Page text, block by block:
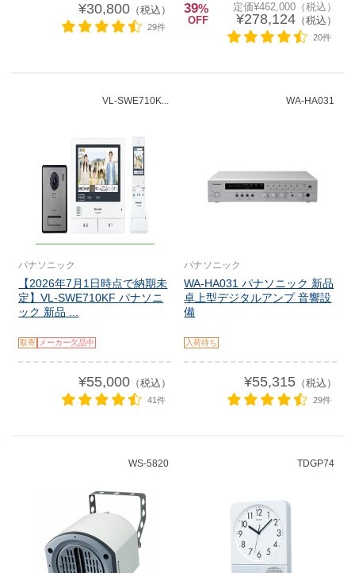
¥30,800（税込）
29件
39%
OFF
定価¥462,000（税込）
¥278,124（税込）
20件
VL-SWE710K...
パナソニック
【2026年7月1日時点で納期未
定】VL-SWE710KF パナソニ
ック 新品 ...
取寄 メーカー欠品中
¥55,000（税込）
41件
WA-HA031
パナソニック
WA-HA031 パナソニック 新品
卓上型デジタルアンプ 音響設
備
入荷待ち
¥55,315（税込）
29件
WS-5820 TDGP74